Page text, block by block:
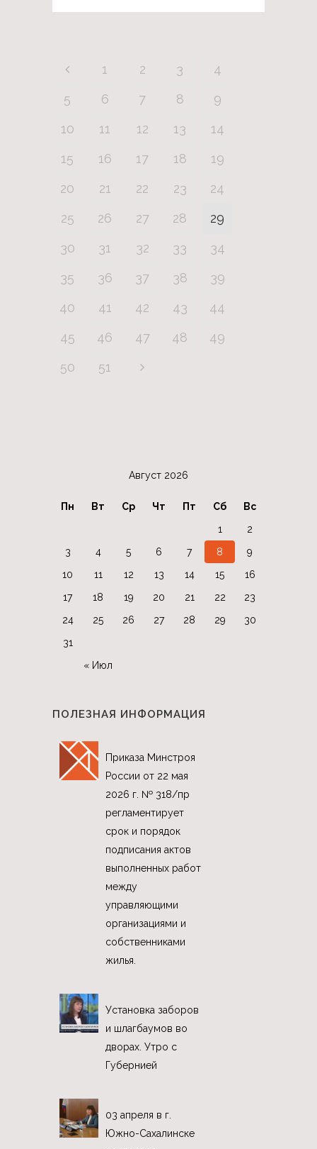
1 2 3
4
5
6 7 8
9
10
11 12 13
14
15
16 17 18
19
20
21 22 23
24
25
26 27 28
29
30
31 32 33
34
35
36 37 38
39
40
41 42 43
44
45
46 47 48
49
50
51
Август 2026
Пн Вт Ср Чт Пт Сб Вс
« Июл
1
2
3
4 5 6 7 8
9
10
11 12 13 14 15
16
17
18 19 20 21 22
23
24
25 26 27 28 29
30
31
ПОЛЕЗНАЯ ИНФОРМАЦИЯ
Приказа Минстроя
России от 22 мая
2026 г. № 318/пр
регламентирует
срок и порядок
подписания актов
выполненных работ
между
управляющими
организациями и
собственниками
жилья.
Установка заборов
и шлагбаумов во
дворах. Утро с
Губернией
03 апреля в г.
Южно-Сахалинске